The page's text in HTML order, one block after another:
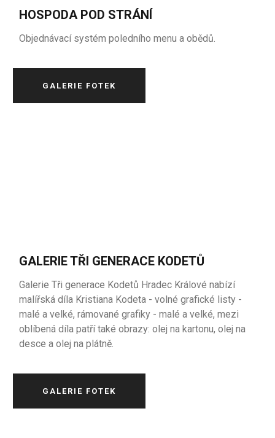
HOSPODA POD STRÁNÍ
Objednávací systém poledního menu a obědů.
GALERIE FOTEK
GALERIE TŘI GENERACE KODETŮ
Galerie Tři generace Kodetů Hradec Králové nabízí
malířská díla Kristiana Kodeta - volné grafické listy -
malé a velké, rámované grafiky - malé a velké, mezi
oblíbená díla patří také obrazy: olej na kartonu, olej na
desce a olej na plátně.
GALERIE FOTEK